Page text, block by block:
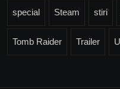
special Steam stiri
Tomb Raider Trailer